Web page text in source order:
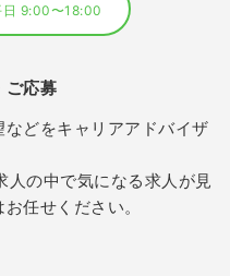
日 9:00〜18:00
ご応募
どをキャリアアドバイザ
人の中で気になる求人が見
任せください。